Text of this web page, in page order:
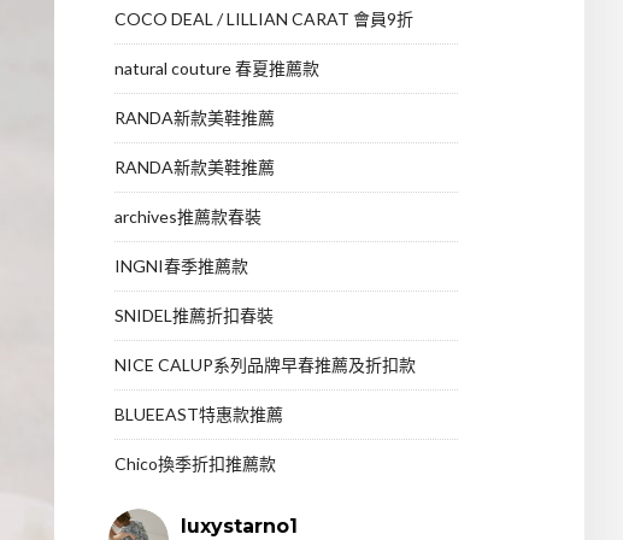
COCO DEAL / LILLIAN CARAT 會員9折
natural couture 春夏推薦款
RANDA新款美鞋推薦
RANDA新款美鞋推薦
archives推薦款春裝
INGNI春季推薦款
SNIDEL推薦折扣春裝
NICE CALUP系列品牌早春推薦及折扣款
BLUEEAST特惠款推薦
Chico換季折扣推薦款
luxystarno1